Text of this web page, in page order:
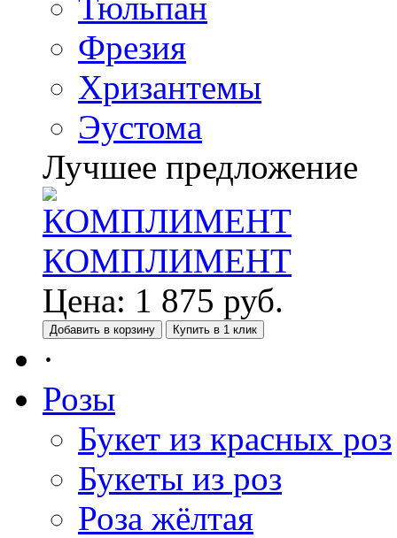
Фрезия
Хризантемы
Эустома
Лучшее предложение
КОМПЛИМЕНТ
Цена: 1 875 руб.
Добавить в корзину Купить в 1 клик
·
Розы
Букет из красных роз
Букеты из роз
Роза жёлтая